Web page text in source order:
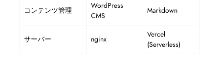
コンテンツ管理
WordPress
CMS
Markdown
サーバー nginx
Vercel
(Serverless)